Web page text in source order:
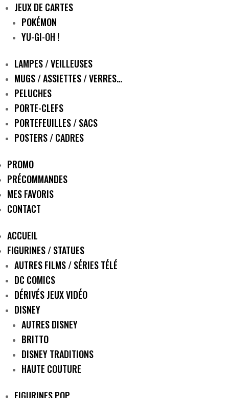
JEUX DE CARTES
POKÉMON
YU-GI-OH !
LAMPES / VEILLEUSES
MUGS / ASSIETTES / VERRES…
PELUCHES
PORTE-CLEFS
PORTEFEUILLES / SACS
POSTERS / CADRES
PROMO
PRÉCOMMANDES
MES FAVORIS
CONTACT
ACCUEIL
FIGURINES / STATUES
AUTRES FILMS / SÉRIES TÉLÉ
DC COMICS
DÉRIVÉS JEUX VIDÉO
DISNEY
AUTRES DISNEY
BRITTO
DISNEY TRADITIONS
HAUTE COUTURE